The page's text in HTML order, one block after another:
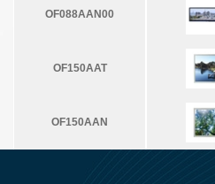
OF088AAN00
OF150AAT
OF150AAN